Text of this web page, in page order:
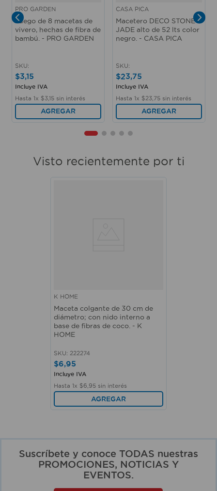
PRO GARDEN
Juego de 8 macetas de
vivero, hechas de fibra de
bambú. - PRO GARDEN
SKU:
$3,15
Incluye IVA
Hasta 1x $315 sin interés
AGREGAR
CASA PICA
Macetero DECO STONE
JADE alto de 52 lts color
negro. - CASA PICA
SKU:
$23,75
Incluye IVA
Hasta 1x $23 75 sin interés
AGREGAR
Visto recientemente por ti
K HOME
Maceta colgante de 30 cm de
diámetro; con nido interno a
base de fibras de coco. - K
HOME
SKU: 222274
$6,95
Incluye IVA
Hasta 1x $6 95 sin interés
AGREGAR
Suscríbete y conoce TODAS nuestras
PROMOCIONES, NOTICIAS Y
EVENTOS.